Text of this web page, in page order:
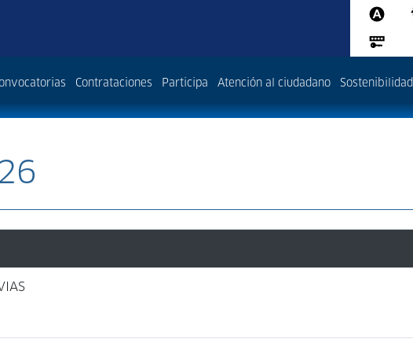
Contrataciones Participa Atención al ciudadano Sostenibilidad